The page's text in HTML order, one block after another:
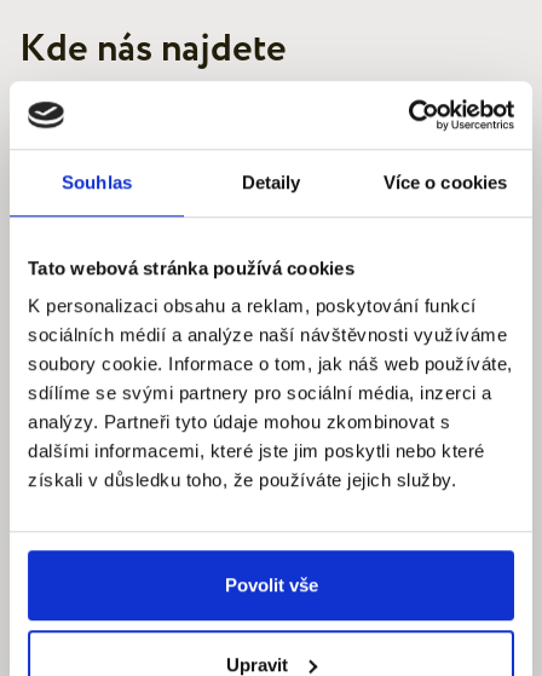
Souhlas Detaily Více o cookies
Tato webová stránka používá cookies
K personalizaci obsahu a reklam, poskytování funkcí
sociálních médií a analýze naší návštěvnosti využíváme
soubory cookie. Informace o tom, jak náš web používáte,
sdílíme se svými partnery pro sociální média, inzerci a
analýzy. Partneři tyto údaje mohou zkombinovat s
dalšími informacemi, které jste jim poskytli nebo které
získali v důsledku toho, že používáte jejich služby.
Povolit vše
Upravit
Kde nás najdete
Quantum reality, spol. s r.o.
120 00 Praha 2 – Vinohrady
IČ: 290‍ 32‍ 792
Pracovní dny: 9.00 – 18.00 hod
info@quantumreality.cz
+420 730 154 732 /+420 273 134 681